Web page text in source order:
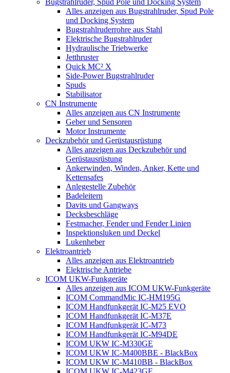
Bugstrahlruder, Spud Pole und Docking System
Alles anzeigen aus Bugstrahlruder, Spud Pole
und Docking System
Bugstrahlruderrohre aus Stahl
Elektrische Bugstrahlruder
Hydraulische Triebwerke
Jetthruster
Quick MC² X
Side-Power Bugstrahlruder
Spuds
Stabilisator
CN Instrumente
Alles anzeigen aus CN Instrumente
Geber und Sensoren
Motor Instrumente
Deckzubehör und Gerüstausrüstung
Alles anzeigen aus Deckzubehör und
Gerüstausrüstung
Ankerwinden, Winden, Anker, Kette und
Kettensafes
Anlegestelle Zubehör
Badeleitern
Davits und Gangways
Decksbeschläge
Festmacher, Fender und Fender Linien
Inspektionsluken und Deckel
Lukenheber
Elektroantrieb
Alles anzeigen aus Elektroantrieb
Elektrische Antriebe
ICOM UKW-Funkgeräte
Alles anzeigen aus ICOM UKW-Funkgeräte
ICOM CommandMic IC-HM195G
ICOM Handfunkgerät IC-M25 EVO
ICOM Handfunkgerät IC-M37E
ICOM Handfunkgerät IC-M73
ICOM Handfunkgerät IC-M94DE
ICOM UKW IC-M330GE
ICOM UKW IC-M400BBE - BlackBox
ICOM UKW IC-M410BB - BlackBox
ICOM UKW IC-M423GE